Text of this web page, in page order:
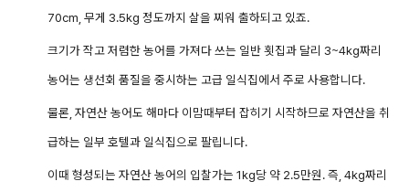
70cm, 무게 3.5kg 정도까지 살을 찌워 출하되고 있죠.
크기가 작고 저렴한 농어를 가져다 쓰는 일반 횟집과 달리 3~4kg짜리
농어는 생선회 품질을 중시하는 고급 일식집에서 주로 사용합니다.
물론, 자연산 농어도 해마다 이맘때부터 잡히기 시작하므로 자연산을 취
급하는 일부 호텔과 일식집으로 팔립니다.
이때 형성되는 자연산 농어의 입찰가는 1kg당 약 2.5만원. 즉, 4kg짜리